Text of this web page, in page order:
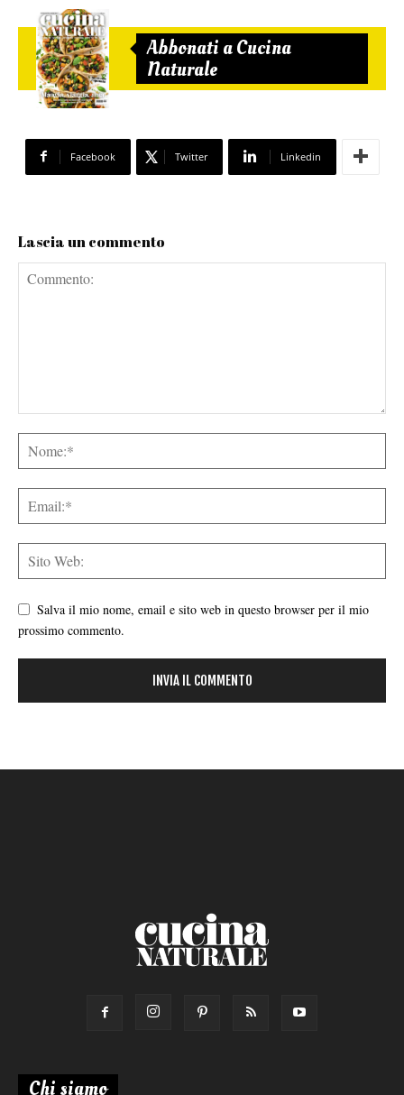
Abbonati a Cucina
Naturale
Facebook Twitter Linkedin
Lascia un commento
Salva il mio nome, email e sito web in questo browser per il mio
prossimo commento.
Chi siamo